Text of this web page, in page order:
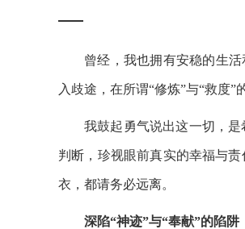
曾经，我也拥有安稳的生
入歧途，在所谓“修炼”与“救度
我鼓起勇气说出这一切，
判断，珍视眼前真实的幸福与
衣，都请务必远离。
深陷“神迹”与“奉献”的陷阱